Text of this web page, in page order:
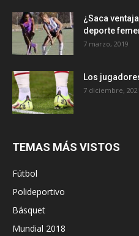
¿Saca
deporte
7 marzo, 2019
Los
7 diciembre,
TEMAS MÁS VISTOS
Fútbol
Polideportivo
Básquet
Mundial 2018